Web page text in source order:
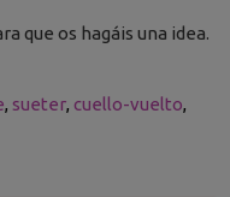
que os hagáis una idea.
sueter cuello-vuelto